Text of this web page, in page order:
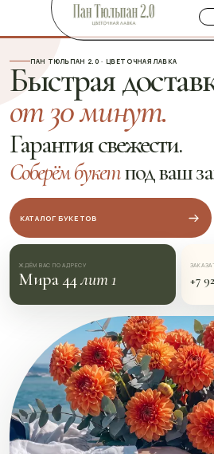
ПАН ТЮЛЬПАН 2.0 · ЦВЕТОЧНАЯ ЛАВКА
Быстрая
от 30 минут.
Гарантия свежести.
Соберём букетпод ваш
КАТАЛОГ БУКЕТОВ
ЖДЁМ ВАС ПО АДРЕСУ
Мира 44лит 1 +7